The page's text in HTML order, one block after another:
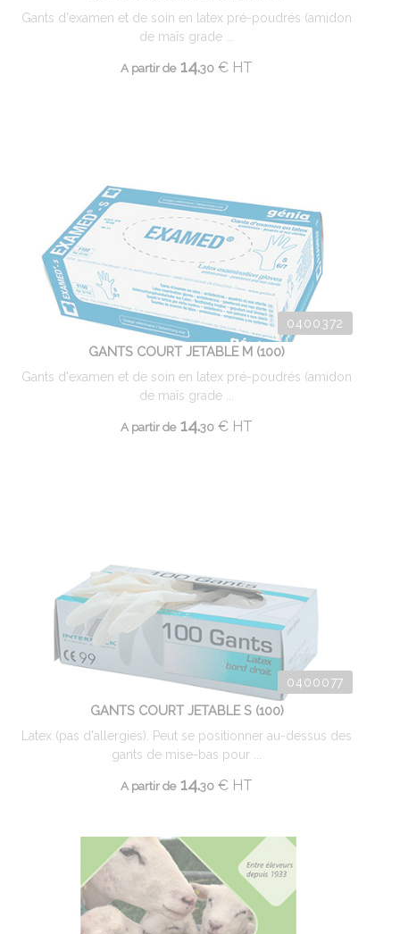
Gants d'examen et de soin en latex pré-poudrés (amidon
de maïs grade ...
A partir de14.30 € HT
0400372
GANTS COURT JETABLE M (100)
Gants d'examen et de soin en latex pré-poudrés (amidon
de maïs grade ...
A partir de14.30 € HT
0400077
GANTS COURT JETABLE S (100)
Latex (pas d'allergies). Peut se positionner au-dessus des
gants de mise-bas pour ...
A partir de14.30 € HT